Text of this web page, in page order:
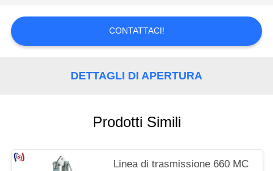
CONTATTACI!
DETTAGLI DI APERTURA
Prodotti Simili
Linea di trasmissione 660 MC